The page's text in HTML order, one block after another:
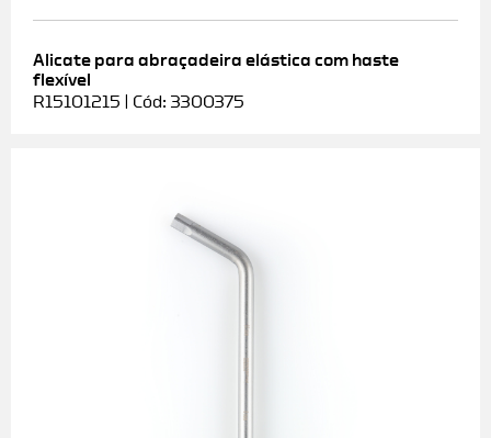
Alicate para abraçadeira elástica com haste
flexível
R15101215 | Cód: 3300375